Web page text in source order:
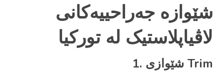
شێوازە جەراحییەکانی
لاڤیاپلاستیک لە تورکیا
1. شێوازی Trim